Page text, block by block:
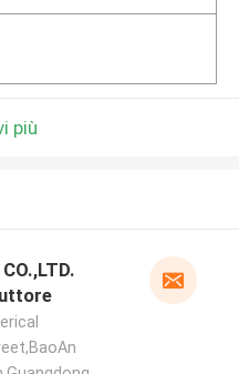
più